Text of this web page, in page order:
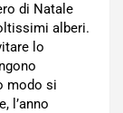
di Natale
alberi.
lo
modo si
l’anno